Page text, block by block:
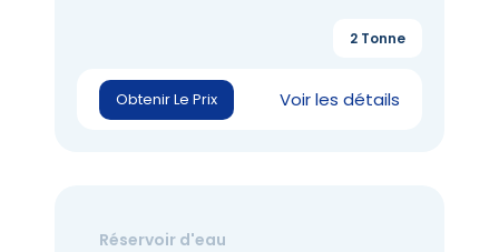
Obtenir Le Prix Voir les détails
2 Tonne
Réservoir d'eau